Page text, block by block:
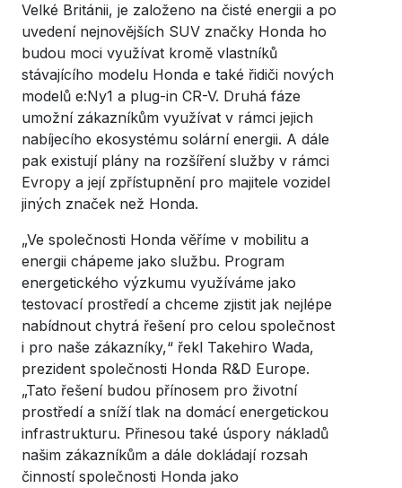
Velké Británii, je založeno na čisté energii a po
uvedení nejnovějších SUV značky Honda ho
budou moci využívat kromě vlastníků
stávajícího modelu Honda e také řidiči nových
modelů e:Ny1 a plug-in CR-V. Druhá fáze
umožní zákazníkům využívat v rámci jejich
nabíjecího ekosystému solární energii. A dále
pak existují plány na rozšíření služby v rámci
Evropy a její zpřístupnění pro majitele vozidel
jiných značek než Honda.
„Ve společnosti Honda věříme v mobilitu a
energii chápeme jako službu. Program
energetického výzkumu využíváme jako
testovací prostředí a chceme zjistit jak nejlépe
nabídnout chytrá řešení pro celou společnost
i pro naše zákazníky,“ řekl Takehiro Wada,
prezident společnosti Honda R&D Europe.
„Tato řešení budou přínosem pro životní
prostředí a sníží tlak na domácí energetickou
infrastrukturu. Přinesou také úspory nákladů
našim zákazníkům a dále dokládají rozsah
činností společnosti Honda jako